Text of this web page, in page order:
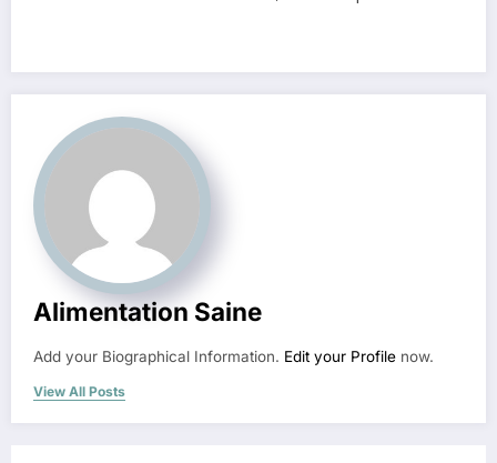
Alimentation Saine
Add your Biographical Information. Edit your Profile now.
View All Posts